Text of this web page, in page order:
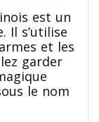
est un
Il s’utilise
et les
garder
le nom